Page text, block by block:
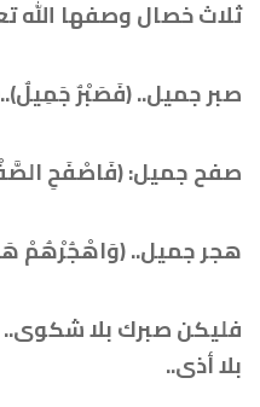
ثلاث خصال وصفها الله
صبر جميل.. (فَصَبْرٌ
صفح جميل: (فَاصْفَحِ
هجر جميل.. (وَاهْجُرْهُمْ
فليكن صبرك بلا
بلا أذى..